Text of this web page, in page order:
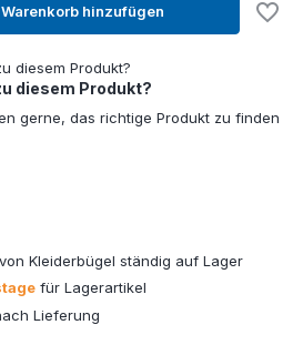
hinzufügen
diesem Produkt?
gerne, das richtige Produkt zu finden
von Kleiderbügel ständig auf Lager
für Lagerartikel
Lieferung